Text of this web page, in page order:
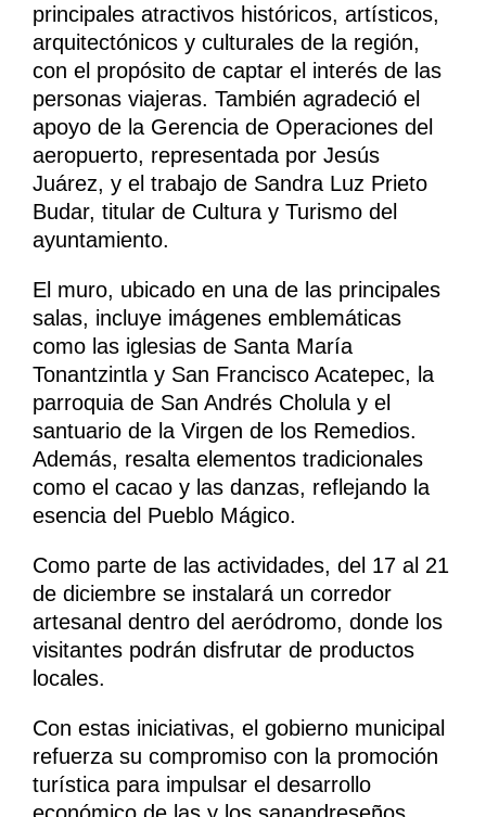
principales atractivos históricos, artísticos,
arquitectónicos y culturales de la región,
con el propósito de captar el interés de las
personas viajeras. También agradeció el
apoyo de la Gerencia de Operaciones del
aeropuerto, representada por Jesús
Juárez, y el trabajo de Sandra Luz Prieto
Budar, titular de Cultura y Turismo del
ayuntamiento.
El muro, ubicado en una de las principales
salas, incluye imágenes emblemáticas
como las iglesias de Santa María
Tonantzintla y San Francisco Acatepec, la
parroquia de San Andrés Cholula y el
santuario de la Virgen de los Remedios.
Además, resalta elementos tradicionales
como el cacao y las danzas, reflejando la
esencia del Pueblo Mágico.
Como parte de las actividades, del 17 al 21
de diciembre se instalará un corredor
artesanal dentro del aeródromo, donde los
visitantes podrán disfrutar de productos
locales.
Con estas iniciativas, el gobierno municipal
refuerza su compromiso con la promoción
turística para impulsar el desarrollo